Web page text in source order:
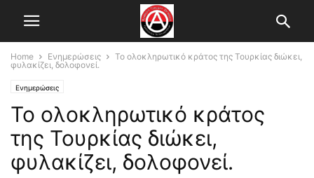
Home Ενημερώσεις
Το ολοκληρωτικό κράτος της Τουρκίας διώκει,
φυλακίζει, δολοφονεί.
Ενημερώσεις
Το ολοκληρωτικό κράτος
της Τουρκίας διώκει,
φυλακίζει, δολοφονεί.